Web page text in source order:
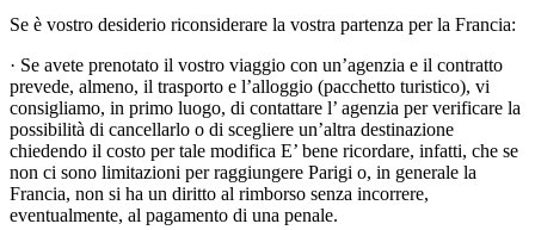
Se è vostro desiderio riconsiderare la vostra partenza per la Francia:
· Se avete prenotato il vostro viaggio con un’agenzia e il contratto
prevede, almeno, il trasporto e l’alloggio (pacchetto turistico), vi
consigliamo, in primo luogo, di contattare l’ agenzia per verificare la
possibilità di cancellarlo o di scegliere un’altra destinazione
chiedendo il costo per tale modifica E’ bene ricordare, infatti, che se
non ci sono limitazioni per raggiungere Parigi o, in generale la
Francia, non si ha un diritto al rimborso senza incorrere,
eventualmente, al pagamento di una penale.